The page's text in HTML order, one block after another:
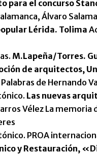
para el concurso
Álvaro
Lérida. Tolima
M.Lapeña/Torres.
de arquitectos,
de Hernando
Las nuevas
Vélez La memoria
PROA
y Restauración,